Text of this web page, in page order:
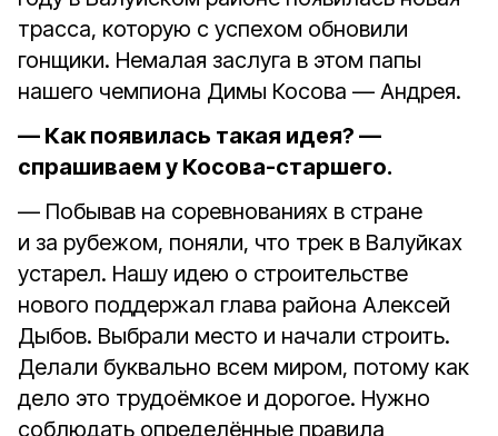
трасса, которую с успехом обновили
гонщики. Немалая заслуга в этом папы
нашего чемпиона Димы Косова — Андрея.
— Как появилась такая идея? —
спрашиваем у Косова-старшего.
— Побывав на соревнованиях в стране
и за рубежом, поняли, что трек в Валуйках
устарел. Нашу идею о строительстве
нового поддержал глава района Алексей
Дыбов. Выбрали место и начали строить.
Делали буквально всем миром, потому как
дело это трудоёмкое и дорогое. Нужно
соблюдать определённые правила